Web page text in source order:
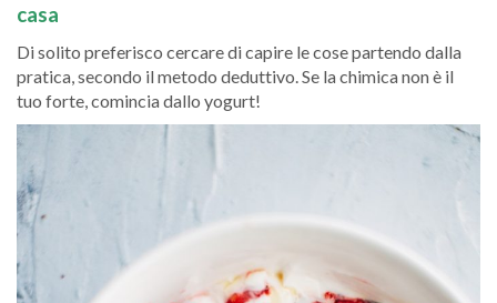
casa
Di solito preferisco cercare di capire le cose partendo dalla
pratica, secondo il metodo deduttivo. Se la chimica non è il
tuo forte, comincia dallo yogurt!